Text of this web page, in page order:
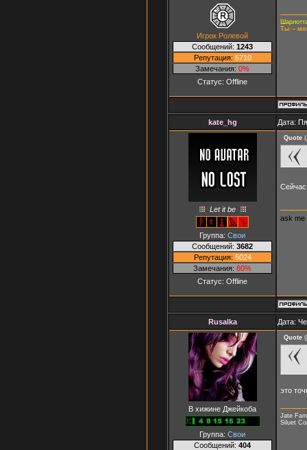
Игрок Ролевой
Сообщений: 1243
Репутация: 5710
Замечания: 0%
Статус: Offline
Ты –
kate_hg Дата:
Let it be
Группа: Свои
Сообщений: 3682
Репутация: 5024
Замечания: 80%
Статус: Offline
Quote (
Сейчас
ask me
Rusalka Дата:
В хижине Джейкоба
Группа: Свои
Сообщений: 404
Quote (
это
Jate
Siluet